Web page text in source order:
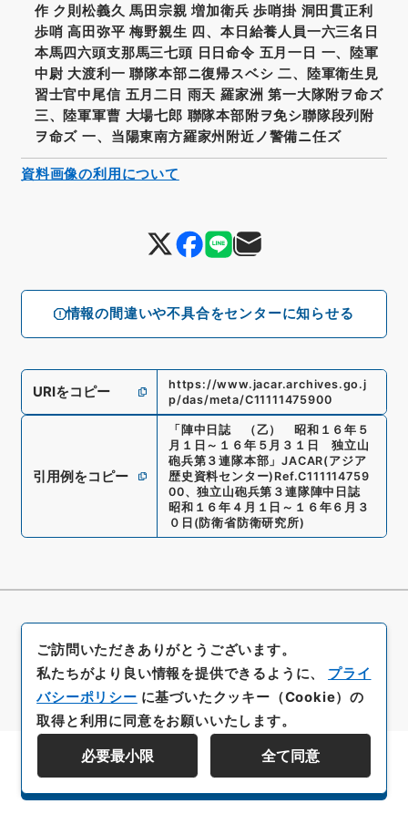
情報の間違いや不具合をセンターに知らせる
作 ク則松義久 馬田宗親 増加衛兵 歩哨掛 洞田貫正利
歩哨 高田弥平 梅野親生 四、本日給養人員一六三名日
本馬四六頭支那馬三七頭 日日命令 五月一日 一、陸軍
中尉 大渡利一 聯隊本部ニ復帰スベシ 二、陸軍衛生見
習士官中尾信 五月二日 雨天 羅家洲 第一大隊附ヲ命ズ
三、陸軍軍曹 大場七郎 聯隊本部附ヲ免シ聯隊段列附
ヲ命ズ 一、当陽東南方羅家州附近ノ警備ニ任ズ
URIをコピー
https://www.jacar.archives.go.j
p/das/meta/C11111475900
引用例をコピー
「 陣中日誌 （乙） 昭和１６年５
月１日～１６年５月３１日 独立山
砲兵第３連隊本部 」JACAR(アジア
歴史資料センター) Ref.C111114759
00、独立山砲兵第３連隊陣中日誌
昭和１６年４月１日～１６年６月３
０日 (防衛省防衛研究所)
資料画像の利用について
資料群階層を表示する
ご訪問いただきありがとうございます。
私たちがより良い情報を提供できるように、 プライ
バシーポリシー に基づいたクッキー（Cookie）の
取得と利用に同意をお願いいたします。
必要最小限 全て同意